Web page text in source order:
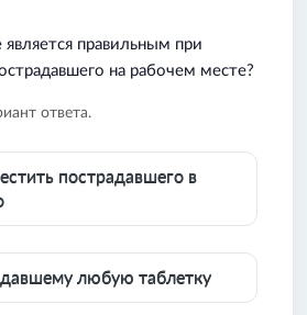
является правильным при
на рабочем месте?
ответа.
пострадавшего в
любую таблетку